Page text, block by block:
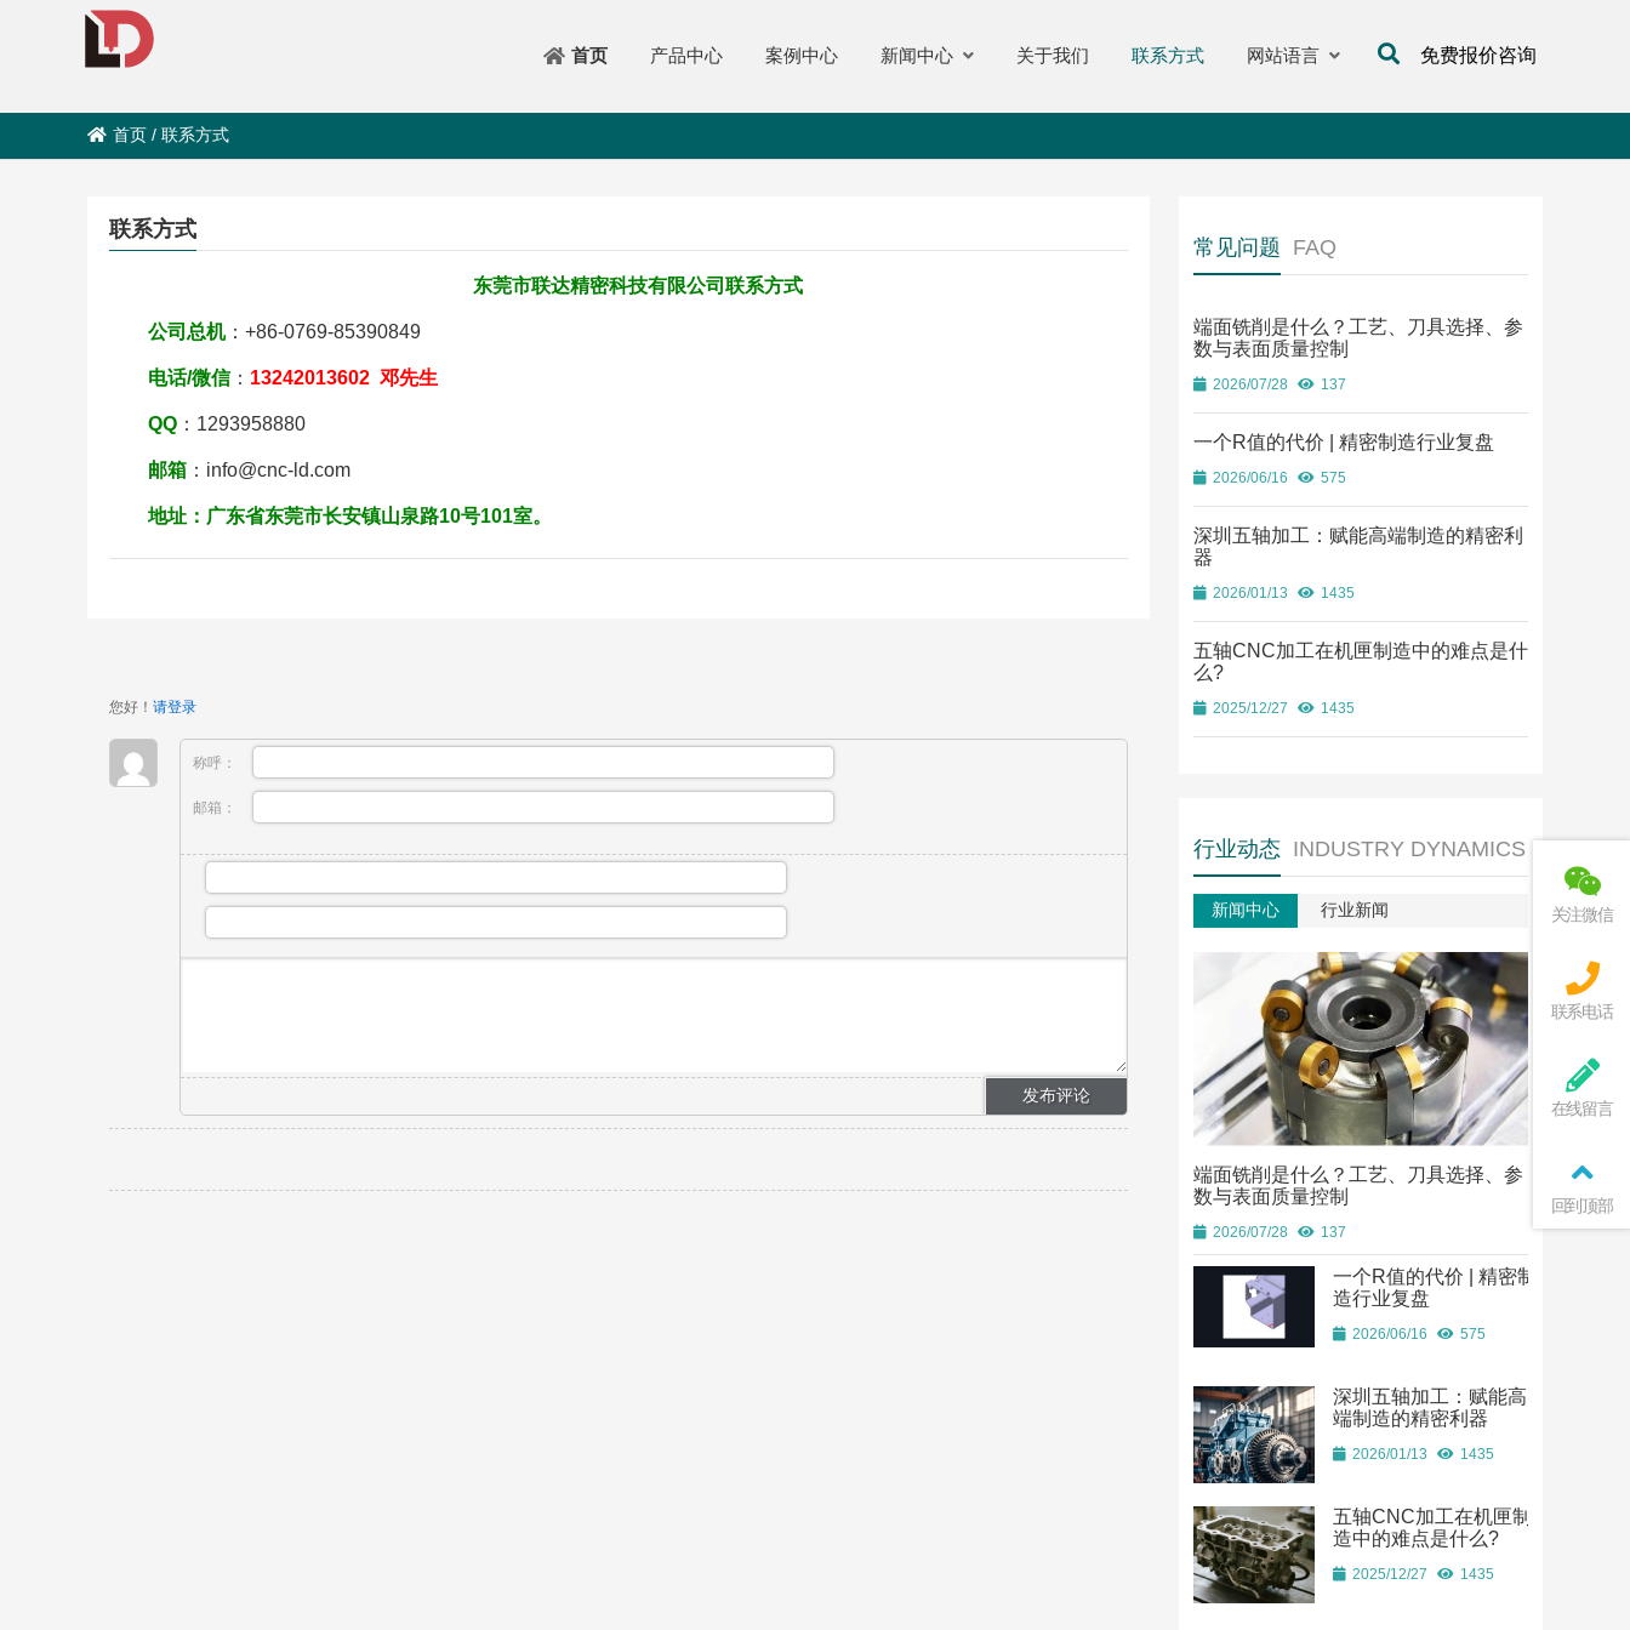
首页 产品中心 案例中心 新闻中心 关于我们 联系方式 网站语言 免费报价咨询
首页 / 联系方式
联系方式
东莞市联达精密科技有限公司联系方式
公司总机：+86-0769-85390849
电话/微信： 13242013602 邓先生
QQ：1293958880
邮箱：info@cnc-ld.com
地址：广东省东莞市长安镇山泉路10号101室。
您好！ 请登录
称呼：
邮箱：
常见问题 FAQ
端面铣削是什么？工艺、刀具选择、参
数与表面质量控制
2026/07/28 137
一个R值的代价 | 精密制造行业复盘
2026/06/16 575
深圳五轴加工：赋能高端制造的精密利
器
2026/01/13 1435
五轴CNC加工在机匣制造中的难点是什
么?
2025/12/27 1435
行业动态 INDUSTRY DYNAMICS
新闻中心 行业新闻
端面铣削是什么？工艺、刀具选择、参
数与表面质量控制
2026/07/28 137
一个R值的代价 | 精密制
造行业复盘
2026/06/16 575
深圳五轴加工：赋能高
端制造的精密利器
2026/01/13 1435
五轴CNC加工在机匣制
造中的难点是什么?
2025/12/27 1435
端面铣削
数与表面
2026/07/28
关注微信
联系电话
在线留言
回到顶部